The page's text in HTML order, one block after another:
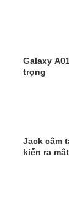
Galaxy
trọng
Jack cắm
kiến ra